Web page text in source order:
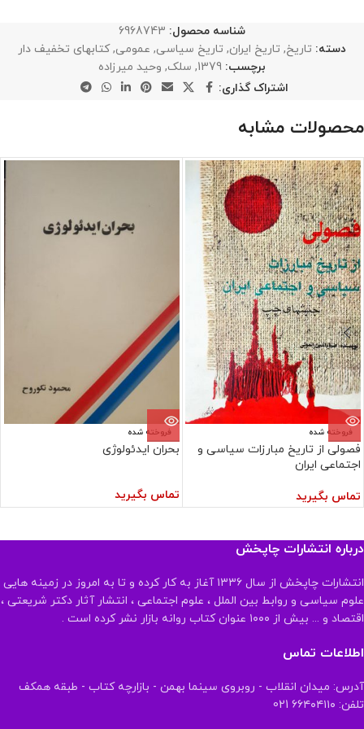
شناسه محصول: 6968743
دسته: تاریخ, تاریخ ایران, تاریخ سیاسی, عمومی, کتابهای تخفیف دار
برچسب: 1379
, سلک, وحید میرزاده
اشتراک گذاری:
محصولات مشابه
فروخته شده
فصولی از تاریخ مبارزات سیاسی و
اجتماعی ایران
تماس بگیرید
فروخته شده
بحران ایدئولوژی
تماس بگیرید
درباره انتشارات چاپخش
انتشارات چاپخش از سال ۱۳۳۶ آغاز به کار کرده و تا به امروز در زمینه هایی
علوم سیاسی و روابط بین الملل ، علوم اجتماعی ، انتشار آثار دکتر شریعتی ،
اقتصاد و ... بیش از ۱۰۰۰ عنوان کتاب روانه بازار نشر کرده است .
اطلاعات تماس
آدرس: میدان انقلاب - روبروی سینما بهمن - بازارچه کتاب - طبقه همکف
تلفن: ۶۶۴۰۴۱۱۰ 021